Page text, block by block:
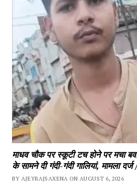
माधव चौक पर स्कूटी टच होने पर मचा
के सामने दी गंदी-गंदी गालियां, मामला
BY AJEYRAJSAXENA ON AUGUST 6, 2026